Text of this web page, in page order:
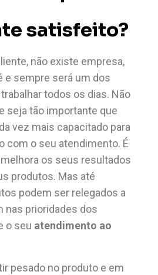
satisfeito?
não existe empresa,
e sempre será um dos
todos os dias. Não
seja tão importante que
vez mais capacitado para
com o seu atendimento. É
os seus resultados
produtos. Mas até
podem ser relegados a
nas prioridades dos
o seu atendimento ao
pesado no produto e em